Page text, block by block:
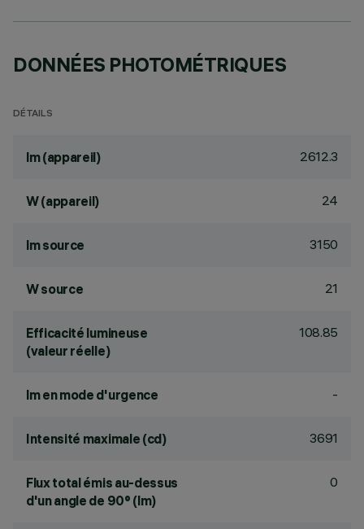
DONNÉES PHOTOMÉTRIQUES
DÉTAILS
lm (appareil) 2612.3
W (appareil) 24
lm source 3150
W source 21
Efficacité lumineuse
(valeur réelle)
108.85
lm en mode d'urgence -
Intensité maximale (cd) 3691
Flux total émis au-dessus
d'un angle de 90° (lm)
0